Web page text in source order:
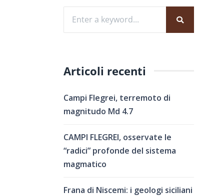
Articoli recenti
Campi Flegrei, terremoto di
magnitudo Md 4.7
CAMPI FLEGREI, osservate le
“radici” profonde del sistema
magmatico
Frana di Niscemi: i geologi siciliani